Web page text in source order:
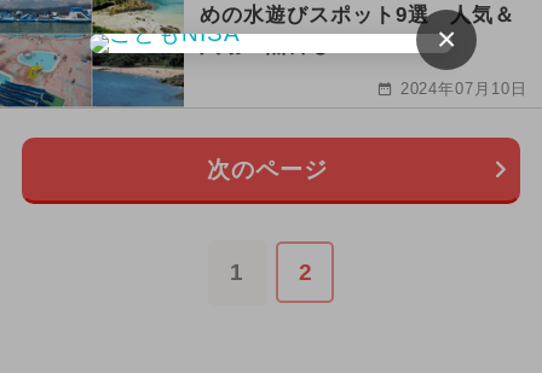
めの水遊びスポット9選 人気＆
穴場＆無料も
2024年07月10日
次のページ
1 2
×